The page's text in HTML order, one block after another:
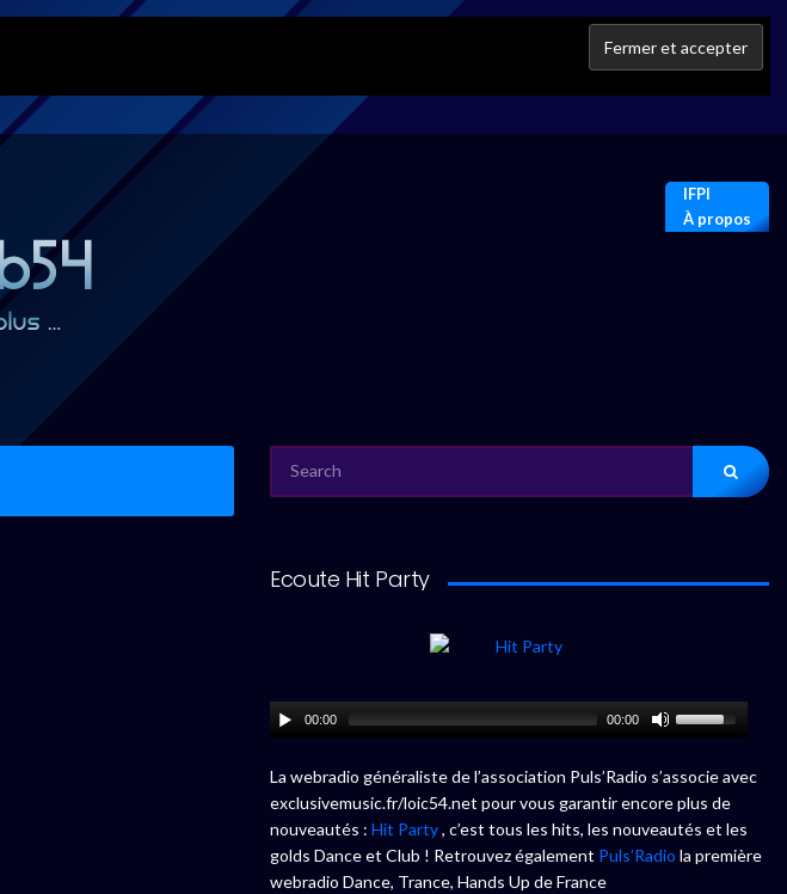
IFPI
À propos
FOR:
Ecoute Hit Party
00:00 00:00
La webradio généraliste de l’association Puls’Radio s’associe avec
exclusivemusic.fr/loic54.net pour vous garantir encore plus de
nouveautés : Hit Party, c’est tous les hits, les nouveautés et les
golds Dance et Club ! Retrouvez également Puls’Radio la première
webradio Dance, Trance, Hands Up de France